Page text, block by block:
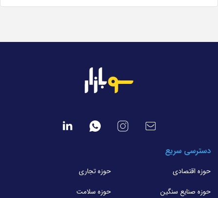
دسترسی سریع
حوزه اقتصادی
حوزه تجاری
حوزه صنایع سنگین
حوزه سلامت